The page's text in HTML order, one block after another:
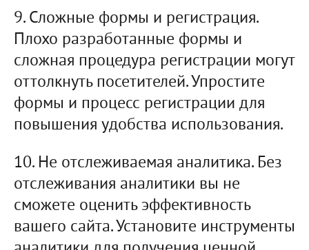
9. Сложные формы и регистрация.
Плохо разработанные формы и
сложная процедура регистрации могут
оттолкнуть посетителей. Упростите
формы и процесс регистрации для
повышения удобства использования.
10. Не отслеживаемая аналитика. Без
отслеживания аналитики вы не
сможете оценить эффективность
вашего сайта. Установите инструменты